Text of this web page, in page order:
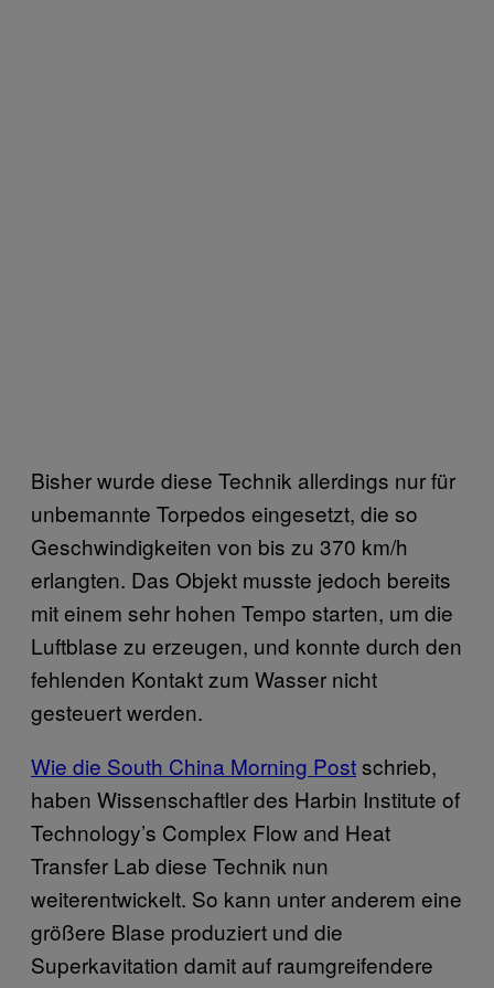
Bisher wurde diese Technik allerdings nur für
unbemannte Torpedos eingesetzt, die so
Geschwindigkeiten von bis zu 370 km/h
erlangten. Das Objekt musste jedoch bereits
mit einem sehr hohen Tempo starten, um die
Luftblase zu erzeugen, und konnte durch den
fehlenden Kontakt zum Wasser nicht
gesteuert werden.
Wie die South China Morning Postschrieb,
haben Wissenschaftler des Harbin Institute of
Technology’s Complex Flow and Heat
Transfer Lab diese Technik nun
weiterentwickelt. So kann unter anderem eine
größere Blase produziert und die
Superkavitation damit auf raumgreifendere